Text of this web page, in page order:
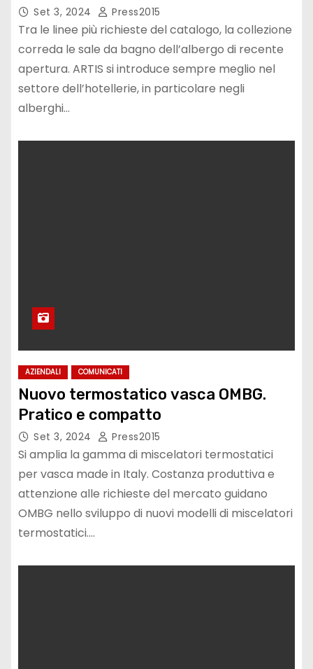
Set 3, 2024 Press2015
Tra le linee più richieste del catalogo, la collezione
correda le sale da bagno dell’albergo di recente
apertura. ARTIS si introduce sempre meglio nel
settore dell’hotellerie, in particolare negli
alberghi…
AZIENDALI COMUNICATI
Nuovo termostatico vasca OMBG.
Pratico e compatto
Set 3, 2024 Press2015
Si amplia la gamma di miscelatori termostatici
per vasca made in Italy. Costanza produttiva e
attenzione alle richieste del mercato guidano
OMBG nello sviluppo di nuovi modelli di miscelatori
termostatici.…